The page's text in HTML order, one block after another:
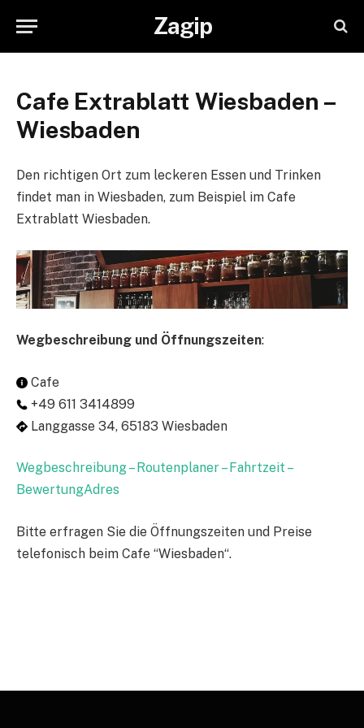
Zagip
Cafe Extrablatt Wiesbaden –
Wiesbaden
Den richtigen Ort zum leckeren Essen und Trinken
findet man in Wiesbaden, zum Beispiel im Cafe
Extrablatt Wiesbaden.
Wegbeschreibung und Öffnungszeiten:
Cafe
+49 611 3414899
Langgasse 34, 65183 Wiesbaden
Wegbeschreibung – Routenplaner – Fahrtzeit –
BewertungAdres
Bitte erfragen Sie die Öffnungszeiten und Preise
telefonisch beim Cafe “Wiesbaden“.